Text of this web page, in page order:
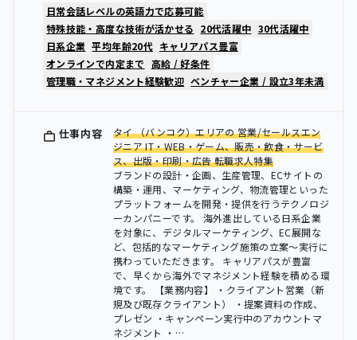
日常会話レベルの英語力で応募可能
特殊技能・高度な技術が活かせる 20代活躍中 30代活躍中
日系企業 平均年齢20代 キャリアパス豊富
オンラインで内定まで 高給 / 好条件
管理職・マネジメント経験歓迎 ベンチャー企業 / 設立3年未満
仕事内容
タイ （バンコク）エリアの 営業/セールスエン
ジニア IT・WEB・ゲーム、販売・飲食・サービ
ス、出版・印刷・広告 転職求人特集
ブランドの設計・企画、生産管理、ECサイトの
構築・運用、マーケティング、物流管理といった
プラットフォームを開発・提供を行うテクノロジ
ーカンパニーです。 海外進出している日系企業
を対象に、デジタルマーケティング、EC展開な
ど、包括的なマーケティング施策の立案〜実行に
携わっていただきます。 キャリアパスが豊富
で、早くから海外でマネジメント経験を積める環
境です。 【業務内容】 ・クライアント営業（新
規及び既存クライアント） ・提案資料の作成、
プレゼン ・キャンペーン実行中のアカウントマ
ネジメント ・…